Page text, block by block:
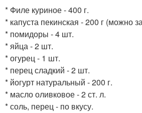
* Филе куриное - 400 г.
* капуста пекинская - 200 г (можно
* помидоры - 4 шт.
* яйца - 2 шт.
* огурец - 1 шт.
* перец сладкий - 2 шт.
* йогурт натуральный - 200 г.
* масло оливковое - 2 ст. л.
* соль, перец - по вкусу.